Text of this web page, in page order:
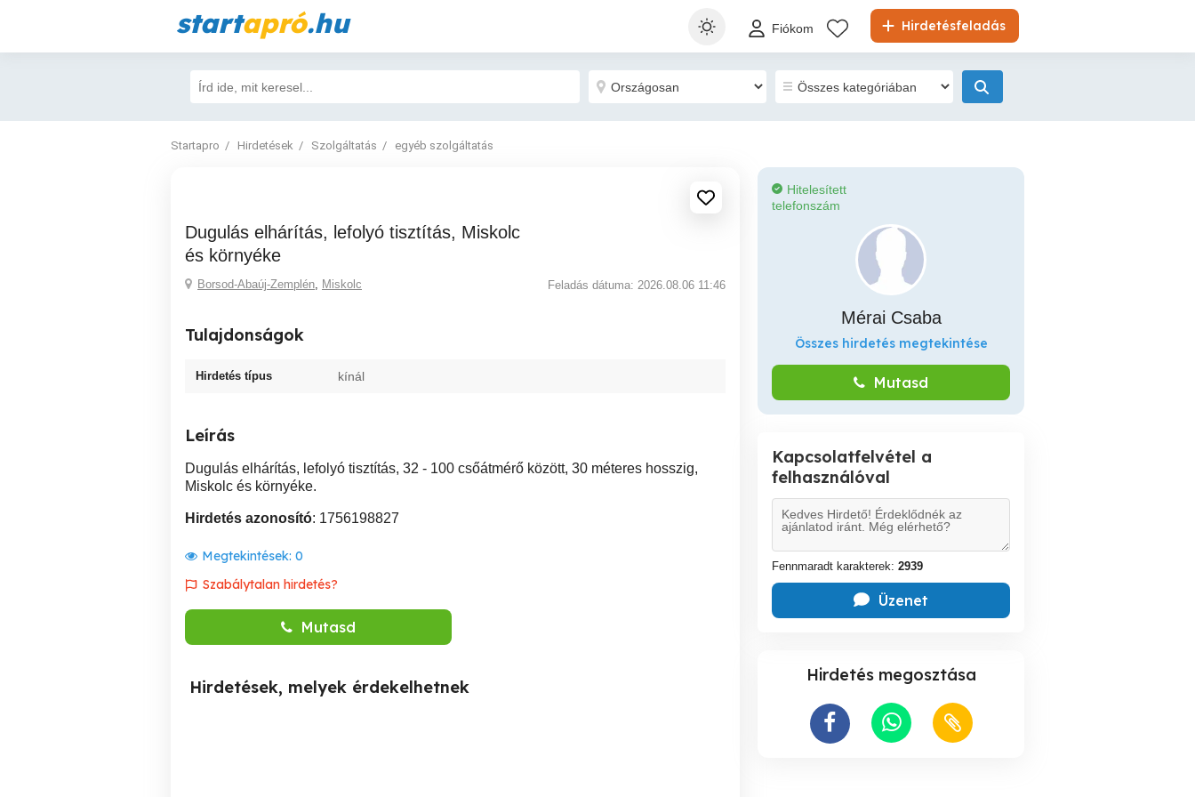
startapró.hu Hirdetésfeladás
Fiókom
Startapro Hirdetések Szolgáltatás egyéb szolgáltatás
Dugulás elhárítás, lefolyó tisztítás, Miskolc
és környéke
Borsod-Abaúj-Zemplén, Miskolc Feladás dátuma: 2026.08.06 11:46
Tulajdonságok
Hirdetés típus kínál
Leírás
Dugulás elhárítás, lefolyó tisztítás, 32 - 100 csőátmérő között, 30 méteres hosszig,
Miskolc és környéke.
Hirdetés azonosító: 1756198827
Megtekintések: 0
Szabálytalan hirdetés?
Mutasd
Hirdetések, melyek érdekelhetnek
Hitelesített
telefonszám
Mérai Csaba
Összes hirdetés megtekintése
Mutasd
Kapcsolatfelvétel a
felhasználóval
Fennmaradt karakterek: 2939
Üzenet
Hirdetés megosztása